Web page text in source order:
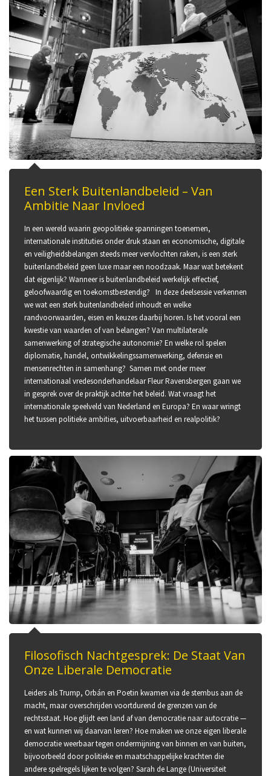
Een Sterk Buitenlandbeleid – Van
Ambitie Naar Invloed
In een wereld waarin geopolitieke spanningen toenemen,
internationale instituties onder druk staan en economische, digitale
en veiligheidsbelangen steeds meer vervlochten raken, is een sterk
buitenlandbeleid geen luxe maar een noodzaak. Maar wat betekent
dat eigenlijk? Wanneer is buitenlandbeleid werkelijk effectief,
geloofwaardig en toekomstbestendig? In deze deelsessie verkennen
we wat een sterk buitenlandbeleid inhoudt en welke
randvoorwaarden, eisen en keuzes daarbij horen. Is het vooral een
kwestie van waarden of van belangen? Van multilaterale
samenwerking of strategische autonomie? En welke rol spelen
diplomatie, handel, ontwikkelingssamenwerking, defensie en
mensenrechten in samenhang? Samen met onder meer
internationaal vredesonderhandelaar Fleur Ravensbergen gaan we
in gesprek over de praktijk achter het beleid. Wat vraagt het
internationale speelveld van Nederland en Europa? En waar wringt
het tussen politieke ambities, uitvoerbaarheid en realpolitik?
Filosofisch Nachtgesprek: De Staat Van
Onze Liberale Democratie
Leiders als Trump, Orbán en Poetin kwamen via de stembus aan de
macht, maar overschrijden voortdurend de grenzen van de
rechtsstaat. Hoe glijdt een land af van democratie naar autocratie —
en wat kunnen wij daarvan leren? Hoe maken we onze eigen liberale
democratie weerbaar tegen ondermijning van binnen en van buiten,
bijvoorbeeld door politieke en maatschappelijke krachten die
andere spelregels lijken te volgen? Sarah de Lange (Universiteit